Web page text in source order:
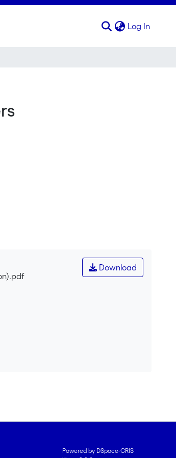
Log In
Download
Powered by DSpace-CRIS